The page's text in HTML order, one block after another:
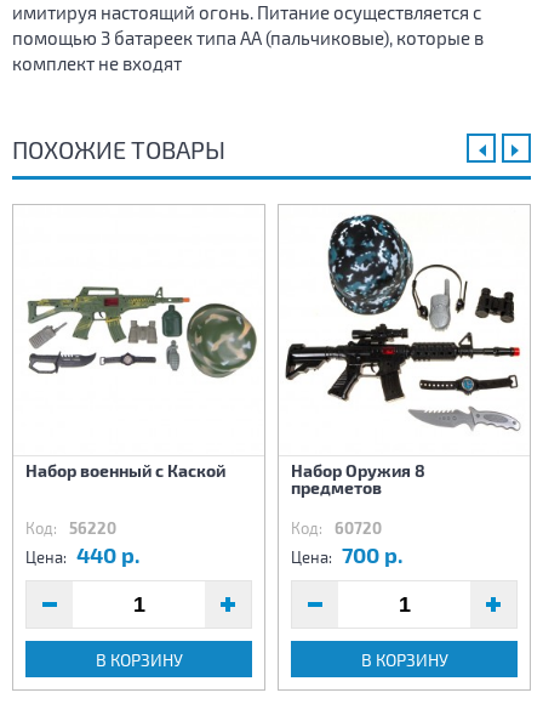
имитируя настоящий огонь. Питание осуществляется с
помощью 3 батареек типа АА (пальчиковые), которые в
комплект не входят
ПОХОЖИЕ ТОВАРЫ
Набор военный с Каской
Код: 56220
Цена: 440 р.
В КОРЗИНУ
Набор Оружия 8
предметов
Код: 60720
Цена: 700 р.
В КОРЗИНУ